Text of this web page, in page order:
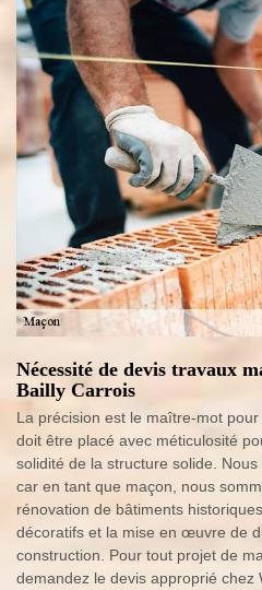
Nécessité de devis travaux
Bailly Carrois
La précision est le maître-mot
doit être placé avec méticulosité
solidité de la structure solide.
car en tant que maçon, nous
rénovation de bâtiments
décoratifs et la mise en œuvre de
construction. Pour tout projet de
demandez le devis approprié chez